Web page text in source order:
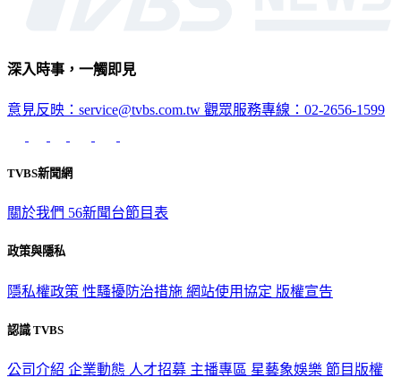
深入時事，一觸即見
意見反映：service@tvbs.com.tw 觀眾服務專線：02-2656-1599
TVBS新聞網
關於我們 56新聞台節目表
政策與隱私
隱私權政策 性騷擾防治措施 網站使用協定 版權宣告
認識 TVBS
公司介紹 企業動態 人才招募 主播專區 星藝象娛樂 節目版權